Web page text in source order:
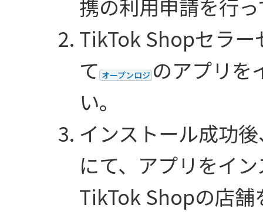
携の利用申請を行
TikTok Shopセラー
て オープンロジ のアプリを
い。
インストール成功
にて、アプリをイ
TikTok Shopの店舗